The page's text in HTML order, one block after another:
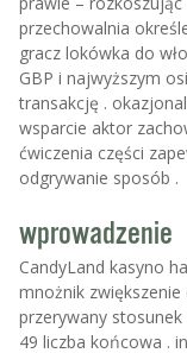
przechowalnia
gracz lokówka do
GBP i najwyższym
transakcję .
wsparcie aktor
ćwiczenia części
odgrywanie sposób .
wprowadzenie
CandyLand kasyno
mnożnik
przerywany
49 liczba końcowa .